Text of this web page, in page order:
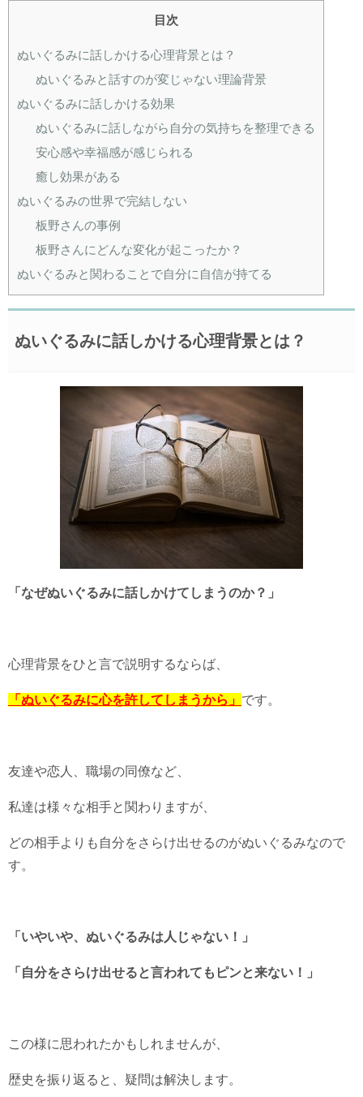
目次
ぬいぐるみに話しかける心理背景とは？
ぬいぐるみと話すのが変じゃない理論背景
ぬいぐるみに話しかける効果
ぬいぐるみに話しながら自分の気持ちを整理できる
安心感や幸福感が感じられる
癒し効果がある
ぬいぐるみの世界で完結しない
板野さんの事例
板野さんにどんな変化が起こったか？
ぬいぐるみと関わることで自分に自信が持てる
ぬいぐるみに話しかける心理背景とは？
「なぜぬいぐるみに話しかけてしまうのか？」
心理背景をひと言で説明するならば、
「ぬいぐるみに心を許してしまうから」 です。
友達や恋人、職場の同僚など、
私達は様々な相手と関わりますが、
どの相手よりも自分をさらけ出せるのがぬいぐるみなので
す。
「いやいや、ぬいぐるみは人じゃない！」
「自分をさらけ出せると言われてもピンと来ない！」
この様に思われたかもしれませんが、
歴史を振り返ると、疑問は解決します。